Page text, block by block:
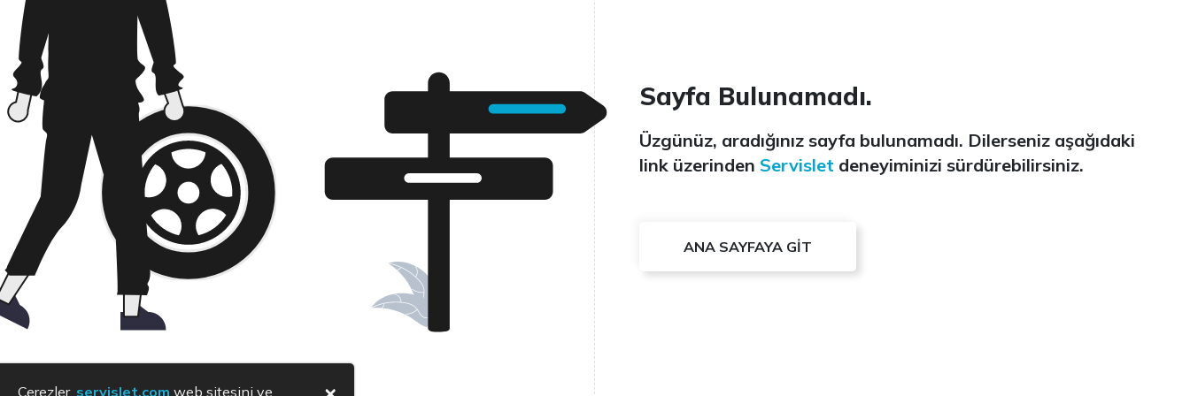
Sayfa Bulunamadı.
Üzgünüz, aradığınız sayfa bulunamadı. Dilerseniz aşağıdaki
link üzerinden Servislet deneyiminizi sürdürebilirsiniz.
ANA SAYFAYA GİT
Çerezler, servislet.com web sitesini ve